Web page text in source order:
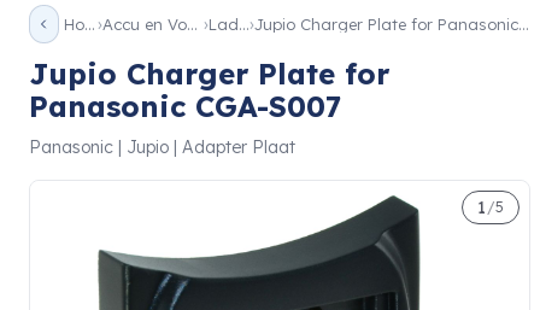
Home Accu en Voeding Laders Jupio Charger Plate for Panasonic CGA-S007
Jupio Charger Plate for
Panasonic CGA-S007
Panasonic | Jupio | Adapter Plaat
1 /5